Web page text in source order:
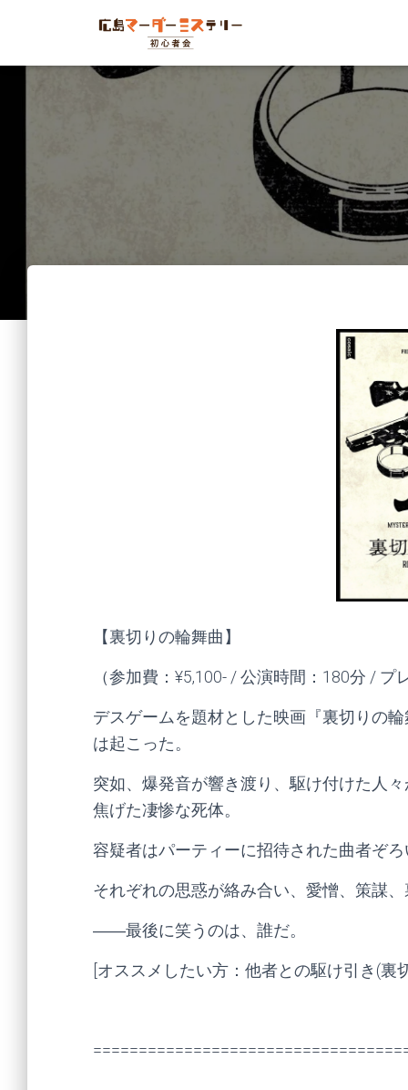
【裏切りの輪舞曲】
（参加費：¥5,100- / 公演時間：180分 / プ
デスゲームを題材とした映画『裏切りの
は起こった。
突如、爆発音が響き渡り、駆け付けた人
焦げた凄惨な死体。
容疑者はパーティーに招待された曲者ぞろ
それぞれの思惑が絡み合い、愛憎、策謀、
――最後に笑うのは、誰だ。
[オススメしたい方：他者との駆け引き(裏